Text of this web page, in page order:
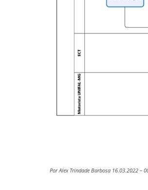
Por Alex Trindade Barbosa 16.03.2022 –